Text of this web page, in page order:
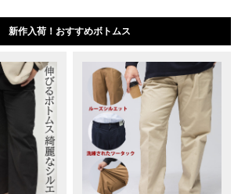
新作入荷！おすすめボトムス